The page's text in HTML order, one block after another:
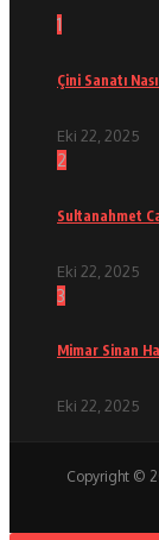
1
Çini Sanatı
Eki 22, 2025
2
Sultanahmet
Eki 22, 2025
3
Mimar Sinan
Eki 22, 2025
Copyright ©